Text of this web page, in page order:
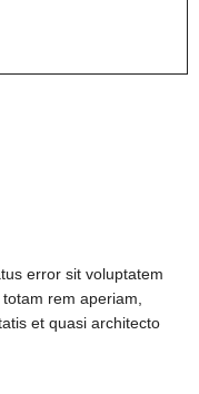
error sit voluptatem
rem aperiam,
et quasi architecto